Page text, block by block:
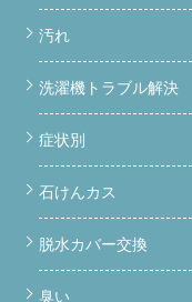
汚れ
洗濯機トラブル解決
症状別
石けんカス
脱水カバー交換
臭い